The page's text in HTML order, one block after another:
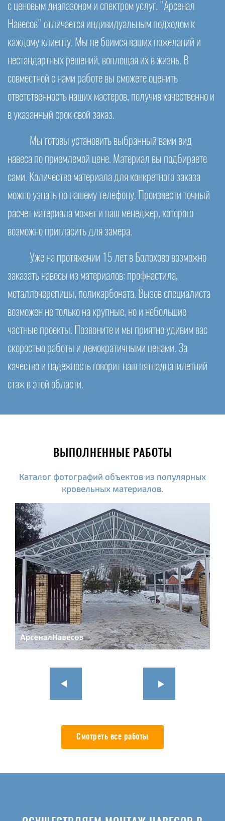
с ценовым диапазоном и спектром услуг. "Арсенал
Навесов" отличается индивидуальным подходом к
каждому клиенту. Мы не боимся ваших пожеланий и
нестандартных решений, воплощая их в жизнь. В
совместной с нами работе вы сможете оценить
ответственность наших мастеров, получив качественно и
в указанный срок свой заказ.
Мы готовы установить выбранный вами вид
навеса по приемлемой цене. Материал вы подбираете
сами. Количество материала для конкретного заказа
можно узнать по нашему телефону. Произвести точный
расчет материала может и наш менеджер, которого
возможно пригласить для замера.
Уже на протяжении 15 лет в Болохово возможно
заказать навесы из материалов: профнастила,
металлочерепицы, поликарбоната. Вызов специалиста
возможен не только на крупные, но и небольшие
частные проекты. Позвоните и мы приятно удивим вас
скоростью работы и демократичными ценами. За
качество и надежность говорит наш пятнадцатилетний
стаж в этой области.
ВЫПОЛНЕННЫЕ РАБОТЫ
Каталог фотографий объектов из популярных
кровельных материалов.
Смотреть все работы